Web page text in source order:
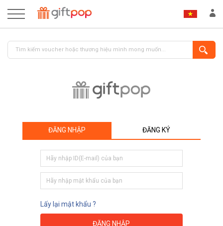
ĐĂNG NHẬP ĐĂNG KÝ
Lấy lại mật khẩu ?